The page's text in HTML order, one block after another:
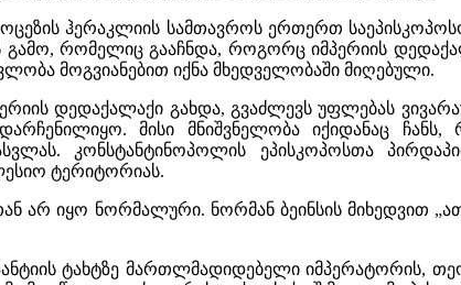
ჰერაკლიის სამთავროს ერთერთ
გამო, რომელიც გააჩნდა, როგორც იმპერიის
მოგვიანებით იქნა მხედველობაში მიღებული.
დედაქალაქი გახდა, გვაძლევს უფლებას
მისი მნიშვნელობა იქიდანაც
კონსტანტინოპოლის ეპისკოპოსთა
ტერიტორიას.
არ იყო ნორმალური. ნორმან ბეინსის მიხედვით
ტახტზე მართლმადიდებელი იმპერატორის,